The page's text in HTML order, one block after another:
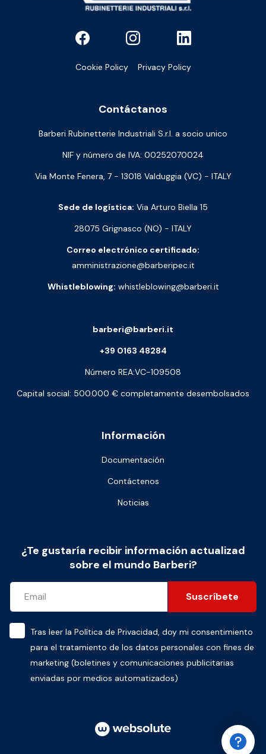
Cookie Policy Privacy Policy
Contáctanos
Barberi Rubinetterie Industriali S.r.l. a socio unico
NIF y número de IVA: 00252070024
Via Monte Fenera, 7 - 13018 Valduggia (VC) - ITALY
Sede de logística: Via Arturo Biella 15
28075 Grignasco (NO) - ITALY
Correo electrónico certificado:
amministrazione@barberipec.it
Whistleblowing: whistleblowing@barberi.it
Información
Documentación
Contáctenos
Noticias
barberi@barberi.it
+39 0163 48284
Número REA:VC-109508
Capital social: 500.000 € completamente desembolsados
¿Te gustaría recibir información actualizad
sobre el mundo Barberi?
Suscríbete
Tras leer la Política de Privacidad, doy mi consentimiento
para el tratamiento de los datos personales con fines de
marketing (boletines y comunicaciones publicitarias
enviadas por medios automatizados)